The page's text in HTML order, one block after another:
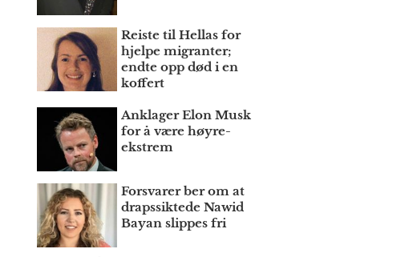
Reiste til Hellas for
hjelpe migranter;
endte opp død i en
koffert
Anklager Elon Musk
for å være høyre­
ekstrem
Forsvarer ber om at
draps­siktede Nawid
Bayan slippes fri